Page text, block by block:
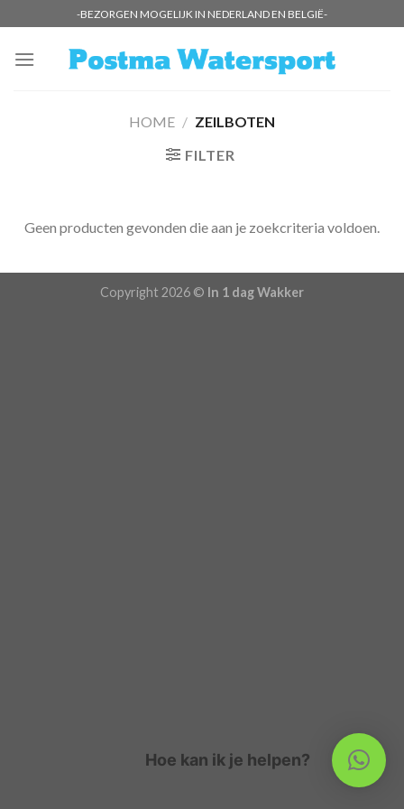
to
content
-BEZORGEN MOGELIJK IN NEDERLAND EN BELGIË-
HOME / ZEILBOTEN
FILTER
Geen producten gevonden die aan je zoekcriteria voldoen.
Copyright 2026 © In 1 dag Wakker
Hoe kan ik je helpen?